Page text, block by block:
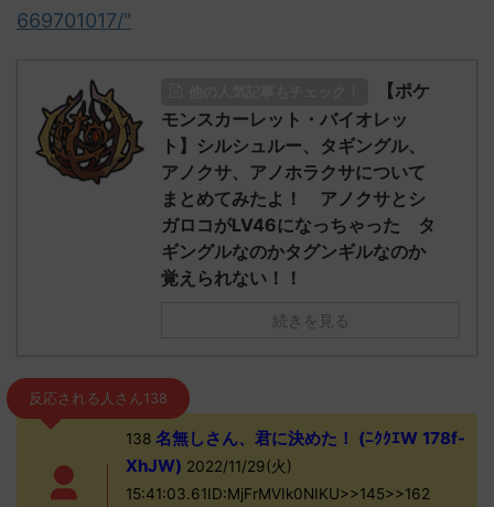
669701017/"
【ポケ
モンスカーレット・バイオレッ
ト】シルシュルー、タギングル、
アノクサ、アノホラクサについて
まとめてみたよ！ アノクサとシ
ガロコがLV46になっちゃった タ
ギングルなのかタグンギルなのか
覚えられない！！
続きを見る
反応される人さん138
138名無しさん、君に決めた！ (ﾆｸｸｴW 178f-
XhJW) 2022/11/29(火)
15:41:03.61ID:MjFrMVIk0NIKU>>145>>162